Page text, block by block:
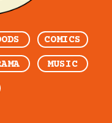
COMICS
MUSIC